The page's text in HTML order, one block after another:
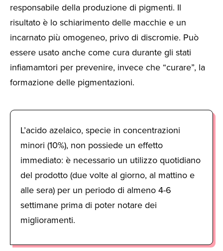
responsabile della produzione di pigmenti. Il
risultato è lo schiarimento delle macchie e un
incarnato più omogeneo, privo di discromie. Può
essere usato anche come cura durante gli stati
infiamamtori per prevenire, invece che “curare”, la
formazione delle pigmentazioni.
L’acido azelaico, specie in concentrazioni
minori (10%), non possiede un effetto
immediato: è necessario un utilizzo quotidiano
del prodotto (due volte al giorno, al mattino e
alle sera) per un periodo di almeno 4-6
settimane prima di poter notare dei
miglioramenti.